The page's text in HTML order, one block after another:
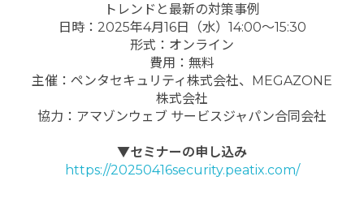
トレンドと最新の対策事例
日時：2025年4月16日（水）14:00～15:30
形式：オンライン
費用：無料
主催：ペンタセキュリティ株式会社、MEGAZONE
株式会社
協力：アマゾンウェブ サービスジャパン合同会社
▼セミナーの申し込み
https://20250416security.peatix.com/